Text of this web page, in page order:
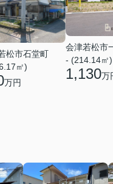
松市石堂町
㎡)
万円
会津若松市
- (214.14㎡)
1,130万